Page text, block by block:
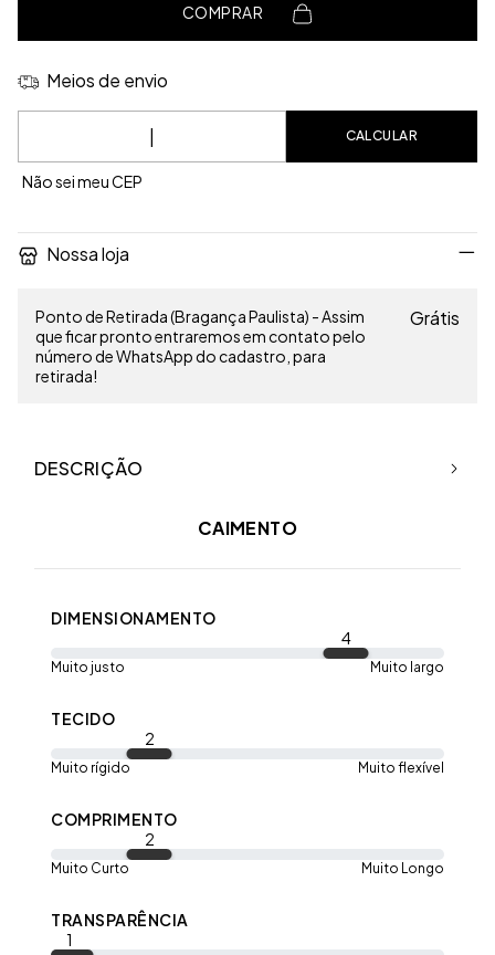
COMPRAR
Meios de envio
Entregas para o CEP:
CALCULAR
Não sei meu CEP
Nossa loja
Ponto de Retirada (Bragança Paulista) - Assim
que ficar pronto entraremos em contato pelo
número de WhatsApp do cadastro, para
retirada!
Grátis
DESCRIÇÃO
CAIMENTO
DIMENSIONAMENTO
4
Muito justo Muito largo
TECIDO
2
Muito rígido Muito flexível
COMPRIMENTO
2
Muito Curto Muito Longo
TRANSPARÊNCIA
1